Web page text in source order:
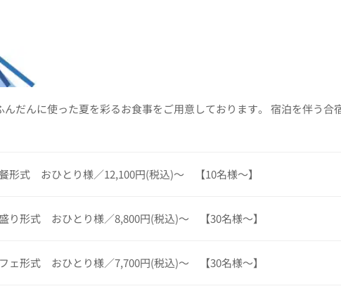
だんに使った夏を彩るお食事をご用意しております。 宿泊を伴う合
形式 おひとり様／12,100円(税込)～ 【10名様～】
り形式 おひとり様／8,800円(税込)～ 【30名様～】
ェ形式 おひとり様／7,700円(税込)～ 【30名様～】